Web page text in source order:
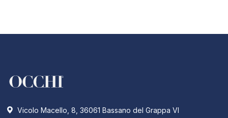
Vicolo Macello, 8, 36061 Bassano del Grappa VI